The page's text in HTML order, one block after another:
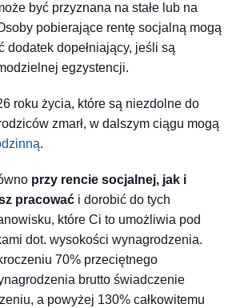
być przyznana na stałe lub na
pobierające rentę socjalną mogą
dodatek dopełniający, jeśli są
egzystencji.
roku życia, które są niezdolne do
zmarł, w dalszym ciągu mogą
.
przy rencie socjalnej, jak i
pracować i dorobić do tych
które Ci to umożliwia pod
dot. wysokości wynagrodzenia.
70% przeciętnego
brutto świadczenie
a powyżej 130% całkowitemu